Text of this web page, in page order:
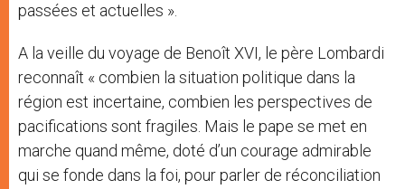
passées et actuelles ».
A la veille du voyage de Benoît XVI, le père Lombardi
reconnaît « combien la situation politique dans la
région est incertaine, combien les perspectives de
pacifications sont fragiles. Mais le pape se met en
marche quand même, doté d’un courage admirable
qui se fonde dans la foi, pour parler de réconciliation